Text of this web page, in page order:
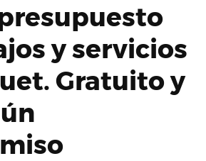
y servicios
Gratuito y